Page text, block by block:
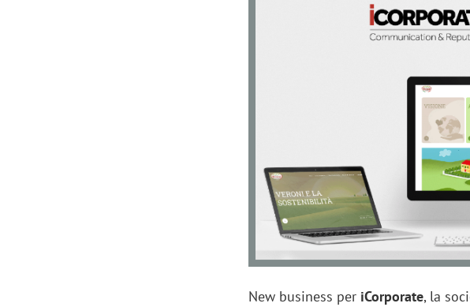
New business per iCorporate, la
Perez, Samsung Ads: «L'Italia
mercato strategico e